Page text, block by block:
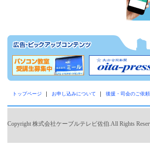
トップページ お申し込みについて 後援・司会のご依
Copyright 株式会社ケーブルテレビ佐伯.All Rights